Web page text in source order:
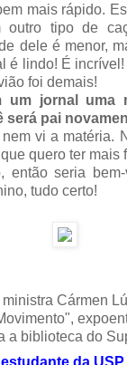
mais rápido.
outro tipo de
dele é menor,
é lindo! É
foi demais!
um jornal uma
será pai
vi a matéria.
quero ter mais
então seria
tudo certo!
ministra Cármen
a biblioteca do
da